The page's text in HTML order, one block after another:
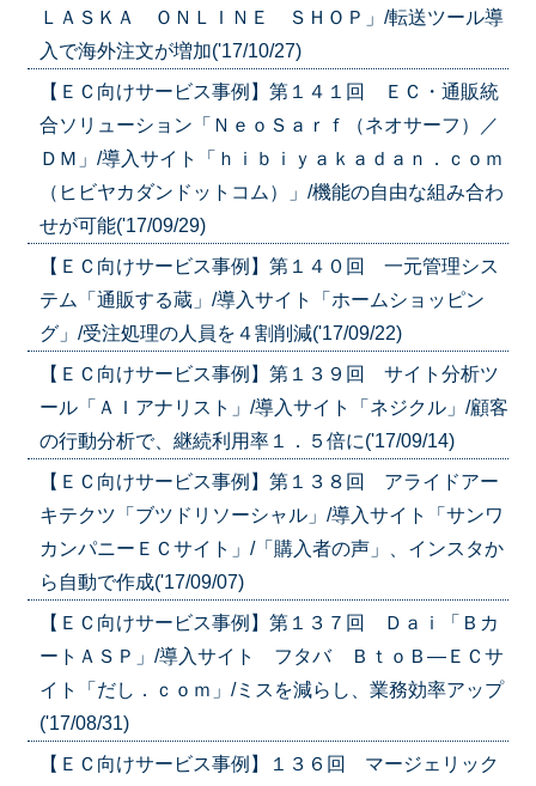
ＬＡＳＫＡ ＯＮＬＩＮＥ ＳＨＯＰ」/転送ツール導
入で海外注文が増加('17/10/27)
【ＥＣ向けサービス事例】第１４１回 ＥＣ・通販統
合ソリューション「ＮｅｏＳａｒｆ（ネオサーフ）／
ＤＭ」/導入サイト「ｈｉｂｉｙａｋａｄａｎ．ｃｏｍ
（ヒビヤカダンドットコム）」/機能の自由な組み合わ
せが可能('17/09/29)
【ＥＣ向けサービス事例】第１４０回 一元管理シス
テム「通販する蔵」/導入サイト「ホームショッピン
グ」/受注処理の人員を４割削減('17/09/22)
【ＥＣ向けサービス事例】第１３９回 サイト分析ツ
ール「ＡＩアナリスト」/導入サイト「ネジクル」/顧客
の行動分析で、継続利用率１．５倍に('17/09/14)
【ＥＣ向けサービス事例】第１３８回 アライドアー
キテクツ「ブツドリソーシャル」/導入サイト「サンワ
カンパニーＥＣサイト」/「購入者の声」、インスタか
ら自動で作成('17/09/07)
【ＥＣ向けサービス事例】第１３７回 Ｄａｉ「Ｂカ
ートＡＳＰ」/導入サイト フタバ ＢｔｏＢ―ＥＣサ
イト「だし．ｃｏｍ」/ミスを減らし、業務効率アップ
('17/08/31)
【ＥＣ向けサービス事例】１３６回 マージェリック